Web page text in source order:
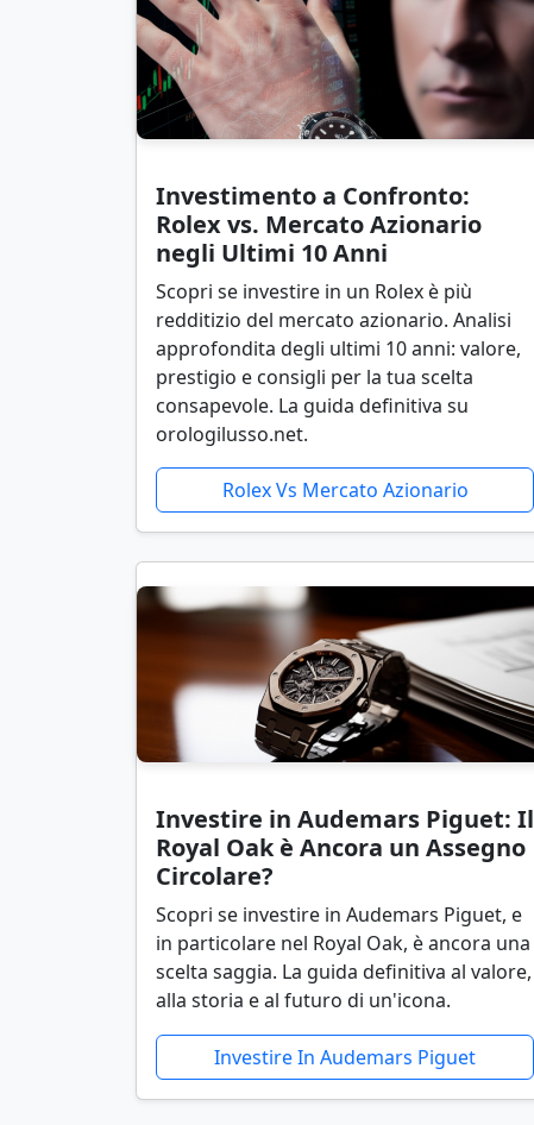
Investimento a Confronto:
Rolex vs. Mercato Azionario
negli Ultimi 10 Anni
Scopri se investire in un Rolex è più
redditizio del mercato azionario. Analisi
approfondita degli ultimi 10 anni: valore,
prestigio e consigli per la tua scelta
consapevole. La guida definitiva su
orologilusso.net.
Rolex Vs Mercato Azionario
Investire in Audemars Piguet: Il
Royal Oak è Ancora un Assegno
Circolare?
Scopri se investire in Audemars Piguet, e
in particolare nel Royal Oak, è ancora una
scelta saggia. La guida definitiva al valore,
alla storia e al futuro di un'icona.
Investire In Audemars Piguet